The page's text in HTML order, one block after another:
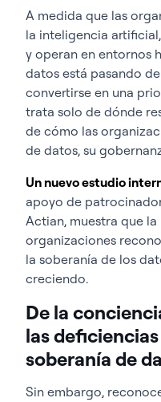
A medida que las
la inteligencia
y operan en entornos
datos está pasando
convertirse en una
trata solo de dónde
de cómo las
de datos, su
Un nuevo estudio
apoyo de
Actian, muestra que
organizaciones
la soberanía de los
creciendo.
De la
las
soberanía de
Sin embargo,